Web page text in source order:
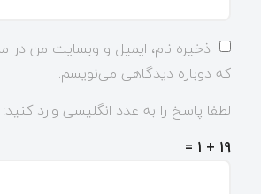
ذخیره نام، ایمیل و وبسایت من در
که دوباره دیدگاهی می‌نویسم.
لطفا پاسخ را به عدد انگلیسی وارد کنید:
19 + 1 =